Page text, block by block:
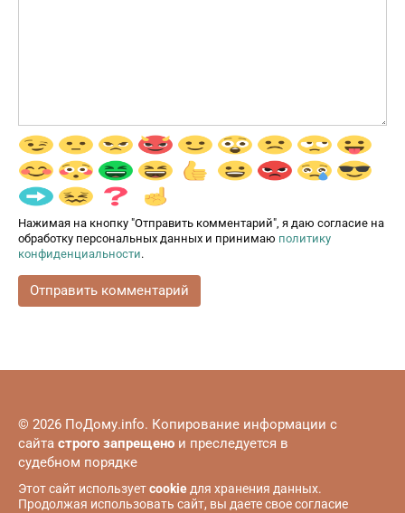
Нажимая на кнопку "Отправить комментарий", я даю согласие на
обработку персональных данных и принимаю политику
конфиденциальности.
© 2026 ПоДому.info. Копирование информации с
сайта строго запрещено и преследуется в
судебном порядке
Этот сайт используетcookieдля хранения данных.
Продолжая использовать сайт, вы даете свое согласие